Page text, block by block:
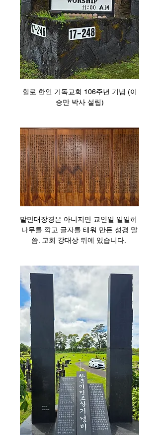
힐로 한인 기독교회 106주년 기념 (이
승만 박사 설립)
말만대장경은 아니지만 교인일 일일히
나무를 깍고 글자를 태워 만든 성경 말
씀. 교회 강대상 뒤에 있습니다.